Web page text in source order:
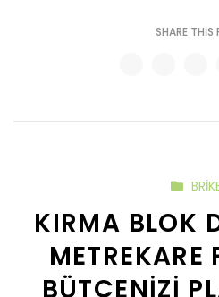
SHARE THIS
KIRMA BLOK
METREKARE
BÜTÇENIZI